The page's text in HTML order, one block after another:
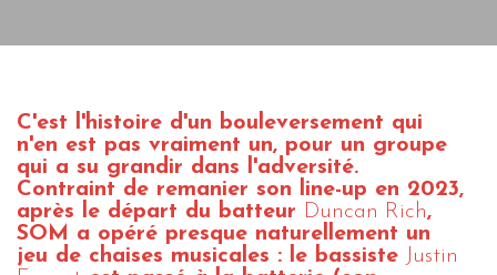
C'est l'histoire d'un bouleversement qui
n'en est pas vraiment un, pour un groupe
qui a su grandir dans l'adversité.
Contraint de remanier son line-up en 2023,
après le départ du batteur Duncan Rich,
SOM a opéré presque naturellement un
jeu de chaises musicales : le bassiste Justin